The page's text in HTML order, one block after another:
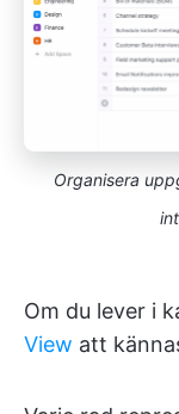
Organisera
Om du lever i
View att